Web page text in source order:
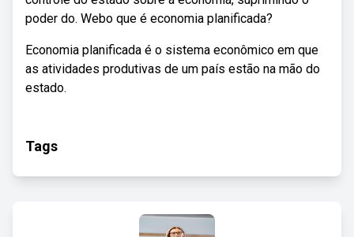
poder do. Webo que é economia planificada?
Economia planificada é o sistema econômico em que
as atividades produtivas de um país estão na mão do
estado.
Tags